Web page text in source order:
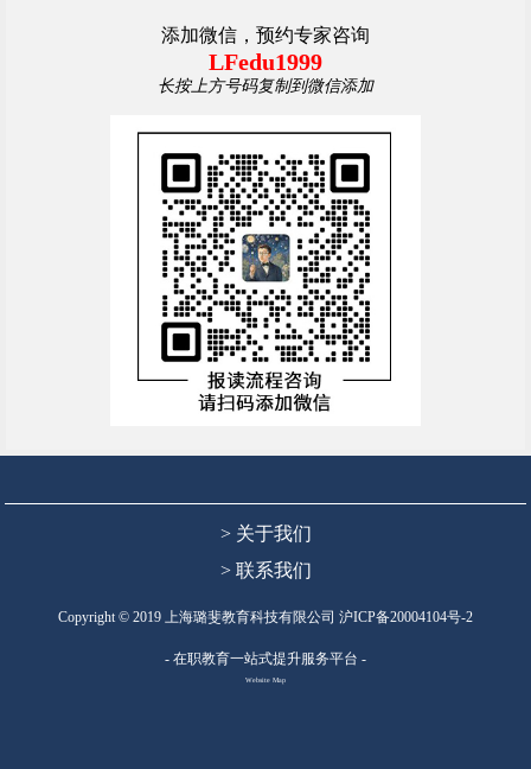
添加微信，预约专家咨询
LFedu1999
长按上方号码复制到微信添加
> 关于我们
> 联系我们
Copyright © 2019 上海璐斐教育科技有限公司 沪ICP备20004104号-2
- 在职教育一站式提升服务平台 -
Website Map